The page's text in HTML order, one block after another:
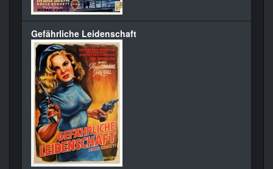
Gefährliche Leidenschaft